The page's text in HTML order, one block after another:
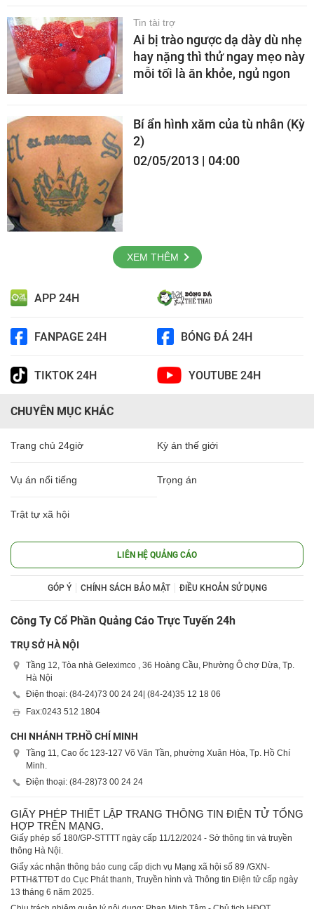
Tin tài trợ
Ai bị trào ngược dạ dày dù nhẹ
hay nặng thì thử ngay mẹo này
mỗi tối là ăn khỏe, ngủ ngon
Bí ẩn hình xăm của tù nhân (Kỳ
2)
02/05/2013 | 04:00
XEM THÊM
APP 24H
FANPAGE 24H BÓNG ĐÁ 24H
TIKTOK 24H YOUTUBE 24H
CHUYÊN MỤC KHÁC
Trang chủ 24giờ Kỳ án thế giới
Vụ án nổi tiếng Trọng án
Trật tự xã hội
LIÊN HỆ QUẢNG CÁO
GÓP Ý CHÍNH SÁCH BẢO MẬT ĐIỀU KHOẢN SỬ DỤNG
Công Ty Cổ Phần Quảng Cáo Trực Tuyến 24h
TRỤ SỞ HÀ NỘI
Tầng 12, Tòa nhà Geleximco , 36 Hoàng Cầu, Phường Ô chợ Dừa, Tp.
Hà Nội
Điện thoại: (84-24)73 00 24 24 | (84-24)35 12 18 06
Fax:0243 512 1804
CHI NHÁNH TP.HỒ CHÍ MINH
Tầng 11, Cao ốc 123-127 Võ Văn Tần, phường Xuân Hòa, Tp. Hồ Chí
Minh.
Điện thoại: (84-28)73 00 24 24
GIẤY PHÉP THIẾT LẬP TRANG THÔNG TIN ĐIỆN TỬ TỔNG
HỢP TRÊN MẠNG.
Giấy phép số 180/GP-STTTT ngày cấp 11/12/2024 - Sở thông tin và truyền
thông Hà Nội.
Giấy xác nhận thông báo cung cấp dịch vụ Mạng xã hội số 89 /GXN-
PTTH&TTĐT do Cục Phát thanh, Truyền hình và Thông tin Điện tử cấp ngày
13 tháng 6 năm 2025.